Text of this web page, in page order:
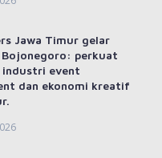
Jawa Timur gelar
Bojonegoro: perkuat
industri event
dan ekonomi kreatif